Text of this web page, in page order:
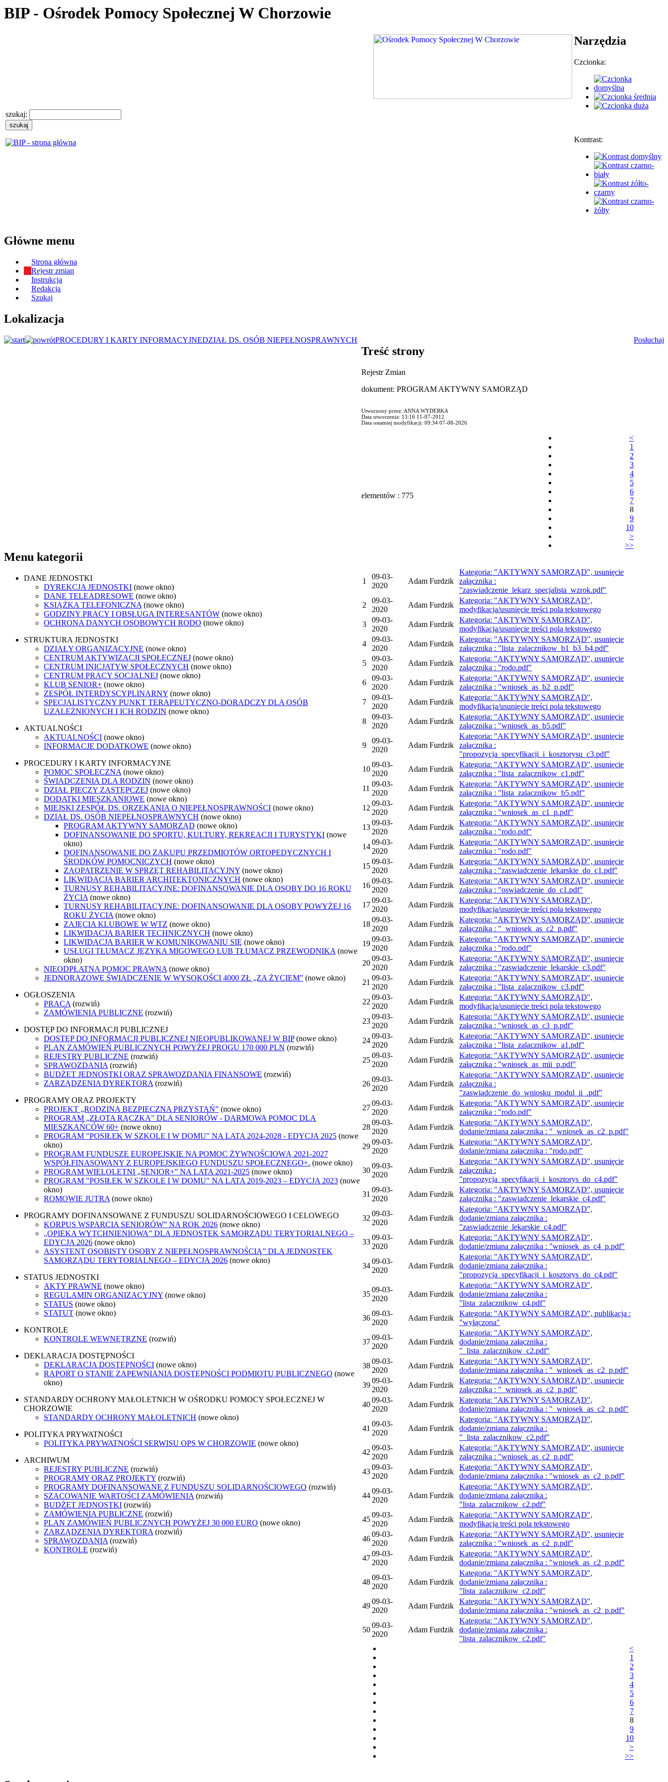
BIP - Ośrodek Pomocy Społecznej W Chorzowie
szukaj:
Narzędzia
Czcionka:
Kontrast:
Główne menu
Strona główna
Rejestr zmian
Instrukcja
Redakcja
Szukaj
Lokalizacja
Posłuchaj
PROCEDURY I KARTY INFORMACYJNEDZIAŁ DS. OSÓB NIEPEŁNOSPRAWNYCH
Menu kategorii
DANE JEDNOSTKI
DYREKCJA JEDNOSTKI (nowe okno)
DANE TELEADRESOWE (nowe okno)
KSIĄŻKA TELEFONICZNA (nowe okno)
GODZINY PRACY I OBSŁUGA INTERESANTÓW (nowe okno)
OCHRONA DANYCH OSOBOWYCH RODO (nowe okno)
STRUKTURA JEDNOSTKI
DZIAŁY ORGANIZACYJNE (nowe okno)
CENTRUM AKTYWIZACJI SPOŁECZNEJ (nowe okno)
CENTRUM INICJATYW SPOŁECZNYCH (nowe okno)
CENTRUM PRACY SOCJALNEJ (nowe okno)
KLUB SENIOR+ (nowe okno)
ZESPÓŁ INTERDYSCYPLINARNY (nowe okno)
SPECJALISTYCZNY PUNKT TERAPEUTYCZNO-DORADCZY DLA OSÓB
UZALEŻNIONYCH I ICH RODZIN (nowe okno)
AKTUALNOŚCI
AKTUALNOŚCI (nowe okno)
INFORMACJE DODATKOWE (nowe okno)
PROCEDURY I KARTY INFORMACYJNE
POMOC SPOŁECZNA (nowe okno)
ŚWIADCZENIA DLA RODZIN (nowe okno)
DZIAŁ PIECZY ZASTĘPCZEJ (nowe okno)
DODATKI MIESZKANIOWE (nowe okno)
MIEJSKI ZESPÓŁ DS. ORZEKANIA O NIEPEŁNOSPRAWNOŚCI (nowe okno)
DZIAŁ DS. OSÓB NIEPEŁNOSPRAWNYCH (nowe okno)
PROGRAM AKTYWNY SAMORZĄD (nowe okno)
DOFINANSOWANIE DO SPORTU, KULTURY, REKREACJI I TURYSTYKI (nowe
okno)
DOFINANSOWANIE DO ZAKUPU PRZEDMIOTÓW ORTOPEDYCZNYCH I
ŚRODKÓW POMOCNICZYCH (nowe okno)
ZAOPATRZENIE W SPRZĘT REHABILITACYJNY (nowe okno)
LIKWIDACJA BARIER ARCHITEKTONICZNYCH (nowe okno)
TURNUSY REHABILITACYJNE: DOFINANSOWANIE DLA OSOBY DO 16 ROKU
ŻYCIA (nowe okno)
TURNUSY REHABILITACYJNE: DOFINANSOWANIE DLA OSOBY POWYŻEJ 16
ROKU ŻYCIA (nowe okno)
ZAJĘCIA KLUBOWE W WTZ (nowe okno)
LIKWIDACJA BARIER TECHNICZNYCH (nowe okno)
LIKWIDACJA BARIER W KOMUNIKOWANIU SIĘ (nowe okno)
USŁUGI TŁUMACZ JĘZYKA MIGOWEGO LUB TŁUMACZ PRZEWODNIKA (nowe
okno)
NIEODPŁATNA POMOC PRAWNA (nowe okno)
JEDNORAZOWE ŚWIADCZENIE W WYSOKOŚCI 4000 ZŁ „ZA ŻYCIEM” (nowe okno)
OGŁOSZENIA
PRACA (rozwiń)
ZAMÓWIENIA PUBLICZNE (rozwiń)
DOSTĘP DO INFORMACJI PUBLICZNEJ
DOSTĘP DO INFORMACJI PUBLICZNEJ NIEOPUBLIKOWANEJ W BIP (nowe okno)
PLAN ZAMÓWIEŃ PUBLICZNYCH POWYŻEJ PROGU 170 000 PLN (rozwiń)
REJESTRY PUBLICZNE (rozwiń)
SPRAWOZDANIA (rozwiń)
BUDŻET JEDNOSTKI ORAZ SPRAWOZDANIA FINANSOWE (rozwiń)
ZARZĄDZENIA DYREKTORA (rozwiń)
PROGRAMY ORAZ PROJEKTY
PROJEKT „RODZINA BEZPIECZNA PRZYSTAŃ” (nowe okno)
PROGRAM „ZŁOTA RĄCZKA" DLA SENIORÓW - DARMOWA POMOC DLA
MIESZKAŃCÓW 60+ (nowe okno)
PROGRAM "POSIŁEK W SZKOLE I W DOMU" NA LATA 2024-2028 - EDYCJA 2025 (nowe
okno)
PROGRAM FUNDUSZE EUROPEJSKIE NA POMOC ŻYWNOŚCIOWĄ 2021-2027
WSPÓŁFINASOWANY Z EUROPEJSKIEGO FUNDUSZU SPOŁECZNEGO+. (nowe okno)
PROGRAM WIELOLETNI „SENIOR+” NA LATA 2021-2025 (nowe okno)
PROGRAM "POSIŁEK W SZKOLE I W DOMU" NA LATA 2019-2023 – EDYCJA 2023 (nowe
okno)
ROMOWIE JUTRA (nowe okno)
PROGRAMY DOFINANSOWANE Z FUNDUSZU SOLIDARNOŚCIOWEGO I CELOWEGO
KORPUS WSPARCIA SENIORÓW” NA ROK 2026 (nowe okno)
„OPIEKA WYTCHNIENIOWA” DLA JEDNOSTEK SAMORZĄDU TERYTORIALNEGO –
EDYCJA 2026 (nowe okno)
ASYSTENT OSOBISTY OSOBY Z NIEPEŁNOSPRAWNOŚCIĄ” DLA JEDNOSTEK
SAMORZĄDU TERYTORIALNEGO – EDYCJA 2026 (nowe okno)
STATUS JEDNOSTKI
AKTY PRAWNE (nowe okno)
REGULAMIN ORGANIZACYJNY (nowe okno)
STATUS (nowe okno)
STATUT (nowe okno)
KONTROLE
KONTROLE WEWNĘTRZNE (rozwiń)
DEKLARACJA DOSTĘPNOŚCI
DEKLARACJA DOSTĘPNOŚCI (nowe okno)
RAPORT O STANIE ZAPEWNIANIA DOSTĘPNOŚCI PODMIOTU PUBLICZNEGO (nowe
okno)
STANDARDY OCHRONY MAŁOLETNICH W OŚRODKU POMOCY SPOŁECZNEJ W
CHORZOWIE
STANDARDY OCHRONY MAŁOLETNICH (nowe okno)
POLITYKA PRYWATNOŚCI
POLITYKA PRYWATNOŚCI SERWISU OPS W CHORZOWIE (nowe okno)
ARCHIWUM
REJESTRY PUBLICZNE (rozwiń)
PROGRAMY ORAZ PROJEKTY (rozwiń)
PROGRAMY DOFINANSOWANE Z FUNDUSZU SOLIDARNOŚCIOWEGO (rozwiń)
SZACOWANIE WARTOŚCI ZAMÓWIENIA (rozwiń)
BUDŻET JEDNOSTKI (rozwiń)
ZAMÓWIENIA PUBLICZNE (rozwiń)
PLAN ZAMÓWIEŃ PUBLICZNYCH POWYŻEJ 30 000 EURO (nowe okno)
ZARZĄDZENIA DYREKTORA (rozwiń)
SPRAWOZDANIA (rozwiń)
KONTROLE (rozwiń)
Treść strony
Rejestr Zmian
dokument: PROGRAM AKTYWNY SAMORZĄD
Utworzony przez: ANNA WYDERKA
Data utworzenia: 13:16 11-07-2012
Data ostatniej modyfikacji: 09:34 07-08-2026
elementów : 775
<
1
2
3
4
5
6
7
8
9
10
>
>>
1
09-03-
2020
Adam Furdzik
Kategoria: "AKTYWNY SAMORZĄD", usunięcie
załącznika :
"zaswiadczenie_lekarz_specjalista_wzrok.pdf"
2
09-03-
2020
Adam Furdzik
Kategoria: "AKTYWNY SAMORZĄD",
modyfikacja/usunięcie treści pola tekstowego
3
09-03-
2020
Adam Furdzik
Kategoria: "AKTYWNY SAMORZĄD",
modyfikacja/usunięcie treści pola tekstowego
4
09-03-
2020
Adam Furdzik
Kategoria: "AKTYWNY SAMORZĄD", usunięcie
załącznika : "lista_zalacznikow_b1_b3_b4.pdf"
5
09-03-
2020
Adam Furdzik
Kategoria: "AKTYWNY SAMORZĄD", usunięcie
załącznika : "rodo.pdf"
6
09-03-
2020
Adam Furdzik
Kategoria: "AKTYWNY SAMORZĄD", usunięcie
załącznika : "wniosek_as_b2_p.pdf"
7
09-03-
2020
Adam Furdzik
Kategoria: "AKTYWNY SAMORZĄD",
modyfikacja/usunięcie treści pola tekstowego
8
09-03-
2020
Adam Furdzik
Kategoria: "AKTYWNY SAMORZĄD", usunięcie
załącznika : "wniosek_as_b5.pdf"
9
09-03-
2020
Adam Furdzik
Kategoria: "AKTYWNY SAMORZĄD", usunięcie
załącznika :
"propozycja_specyfikacji_i_kosztorysu_c3.pdf"
10
09-03-
2020
Adam Furdzik
Kategoria: "AKTYWNY SAMORZĄD", usunięcie
załącznika : "lista_zalacznikow_c1.pdf"
11
09-03-
2020
Adam Furdzik
Kategoria: "AKTYWNY SAMORZĄD", usunięcie
załącznika : "lista_zalacznikow_b5.pdf"
12
09-03-
2020
Adam Furdzik
Kategoria: "AKTYWNY SAMORZĄD", usunięcie
załącznika : "wniosek_as_c1_p.pdf"
13
09-03-
2020
Adam Furdzik
Kategoria: "AKTYWNY SAMORZĄD", usunięcie
załącznika : "rodo.pdf"
14
09-03-
2020
Adam Furdzik
Kategoria: "AKTYWNY SAMORZĄD", usunięcie
załącznika : "rodo.pdf"
15
09-03-
2020
Adam Furdzik
Kategoria: "AKTYWNY SAMORZĄD", usunięcie
załącznika : "zaswiadczenie_lekarskie_do_c1.pdf"
16
09-03-
2020
Adam Furdzik
Kategoria: "AKTYWNY SAMORZĄD", usunięcie
załącznika : "oswiadczenie_do_c1.pdf"
17
09-03-
2020
Adam Furdzik
Kategoria: "AKTYWNY SAMORZĄD",
modyfikacja/usunięcie treści pola tekstowego
18
09-03-
2020
Adam Furdzik
Kategoria: "AKTYWNY SAMORZĄD", usunięcie
załącznika : "_wniosek_as_c2_p.pdf"
19
09-03-
2020
Adam Furdzik
Kategoria: "AKTYWNY SAMORZĄD", usunięcie
załącznika : "rodo.pdf"
20
09-03-
2020
Adam Furdzik
Kategoria: "AKTYWNY SAMORZĄD", usunięcie
załącznika : "zaswiadczenie_lekarskie_c3.pdf"
21
09-03-
2020
Adam Furdzik
Kategoria: "AKTYWNY SAMORZĄD", usunięcie
załącznika : "lista_zalacznikow_c3.pdf"
22
09-03-
2020
Adam Furdzik
Kategoria: "AKTYWNY SAMORZĄD",
modyfikacja/usunięcie treści pola tekstowego
23
09-03-
2020
Adam Furdzik
Kategoria: "AKTYWNY SAMORZĄD", usunięcie
załącznika : "wniosek_as_c3_p.pdf"
24
09-03-
2020
Adam Furdzik
Kategoria: "AKTYWNY SAMORZĄD", usunięcie
załącznika : "lista_zalacznikow_a1.pdf"
25
09-03-
2020
Adam Furdzik
Kategoria: "AKTYWNY SAMORZĄD", usunięcie
załącznika : "wniosek_as_mii_p.pdf"
26
09-03-
2020
Adam Furdzik
Kategoria: "AKTYWNY SAMORZĄD", usunięcie
załącznika :
"zaswiadczenie_do_wniosku_modul_ii_.pdf"
27
09-03-
2020
Adam Furdzik
Kategoria: "AKTYWNY SAMORZĄD", usunięcie
załącznika : "rodo.pdf"
28
09-03-
2020
Adam Furdzik
Kategoria: "AKTYWNY SAMORZĄD",
dodanie/zmiana załącznika : "_wniosek_as_c2_p.pdf"
29
09-03-
2020
Adam Furdzik
Kategoria: "AKTYWNY SAMORZĄD",
dodanie/zmiana załącznika : "rodo.pdf"
30
09-03-
2020
Adam Furdzik
Kategoria: "AKTYWNY SAMORZĄD", usunięcie
załącznika :
"propozycja_specyfikacji_i_kosztorys_do_c4.pdf"
31
09-03-
2020
Adam Furdzik
Kategoria: "AKTYWNY SAMORZĄD", usunięcie
załącznika : "zaswiadczenie_lekarskie_c4.pdf"
32
09-03-
2020
Adam Furdzik
Kategoria: "AKTYWNY SAMORZĄD",
dodanie/zmiana załącznika :
"zaswiadczenie_lekarskie_c4.pdf"
33
09-03-
2020
Adam Furdzik
Kategoria: "AKTYWNY SAMORZĄD",
dodanie/zmiana załącznika : "wniosek_as_c4_p.pdf"
34
09-03-
2020
Adam Furdzik
Kategoria: "AKTYWNY SAMORZĄD",
dodanie/zmiana załącznika :
"propozycja_specyfikacji_i_kosztorys_do_c4.pdf"
35
09-03-
2020
Adam Furdzik
Kategoria: "AKTYWNY SAMORZĄD",
dodanie/zmiana załącznika :
"lista_zalacznikow_c4.pdf"
36
09-03-
2020
Adam Furdzik
Kategoria: "AKTYWNY SAMORZĄD", publikacja :
"wyłączona"
37
09-03-
2020
Adam Furdzik
Kategoria: "AKTYWNY SAMORZĄD",
dodanie/zmiana załącznika :
"_lista_zalacznikow_c2.pdf"
38
09-03-
2020
Adam Furdzik
Kategoria: "AKTYWNY SAMORZĄD",
dodanie/zmiana załącznika : "_wniosek_as_c2_p.pdf"
39
09-03-
2020
Adam Furdzik
Kategoria: "AKTYWNY SAMORZĄD", usunięcie
załącznika : "_wniosek_as_c2_p.pdf"
40
09-03-
2020
Adam Furdzik
Kategoria: "AKTYWNY SAMORZĄD",
dodanie/zmiana załącznika : "_wniosek_as_c2_p.pdf"
41
09-03-
2020
Adam Furdzik
Kategoria: "AKTYWNY SAMORZĄD",
dodanie/zmiana załącznika :
"_lista_zalacznikow_c2.pdf"
42
09-03-
2020
Adam Furdzik
Kategoria: "AKTYWNY SAMORZĄD", usunięcie
załącznika : "wniosek_as_c2_p.pdf"
43
09-03-
2020
Adam Furdzik
Kategoria: "AKTYWNY SAMORZĄD",
dodanie/zmiana załącznika : "wniosek_as_c2_p.pdf"
44
09-03-
2020
Adam Furdzik
Kategoria: "AKTYWNY SAMORZĄD",
dodanie/zmiana załącznika :
"lista_zalacznikow_c2.pdf"
45
09-03-
2020
Adam Furdzik
Kategoria: "AKTYWNY SAMORZĄD",
modyfikacja treści pola tekstowego
46
09-03-
2020
Adam Furdzik
Kategoria: "AKTYWNY SAMORZĄD", usunięcie
załącznika : "wniosek_as_c2_p.pdf"
47
09-03-
2020
Adam Furdzik
Kategoria: "AKTYWNY SAMORZĄD",
dodanie/zmiana załącznika : "wniosek_as_c2_p.pdf"
48
09-03-
2020
Adam Furdzik
Kategoria: "AKTYWNY SAMORZĄD",
dodanie/zmiana załącznika :
"lista_zalacznikow_c2.pdf"
49
09-03-
2020
Adam Furdzik
Kategoria: "AKTYWNY SAMORZĄD",
dodanie/zmiana załącznika : "wniosek_as_c2_p.pdf"
50
09-03-
2020
Adam Furdzik
Kategoria: "AKTYWNY SAMORZĄD",
dodanie/zmiana załącznika :
"lista_zalacznikow_c2.pdf"
<
1
2
3
4
5
6
7
8
9
10
>
>>